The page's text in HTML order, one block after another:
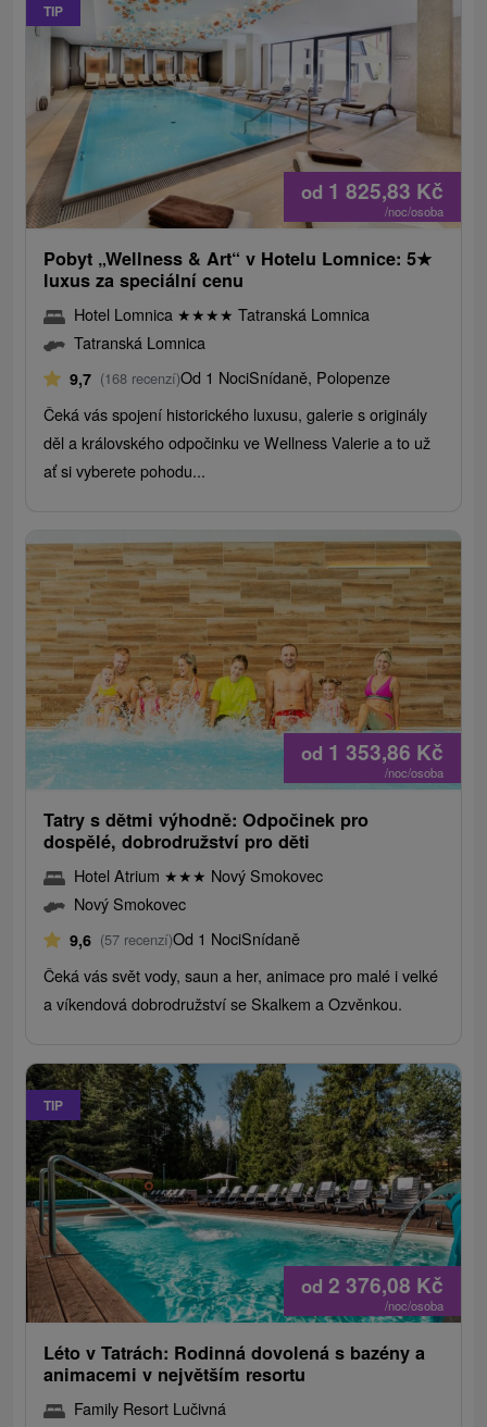
TIP
od 1 825,83 Kč
/noc/osoba
Pobyt „Wellness & Art“ v Hotelu Lomnice: 5★
luxus za speciální cenu
Hotel Lomnica ★★★★ Tatranská Lomnica
Tatranská Lomnica
9,7 (168 recenzí)Od 1 NociSnídaně, Polopenze
Čeká vás spojení historického luxusu, galerie s originály
děl a královského odpočinku ve Wellness Valerie a to už
ať si vyberete pohodu...
od 1 353,86 Kč
/noc/osoba
Tatry s dětmi výhodně: Odpočinek pro
dospělé, dobrodružství pro děti
Hotel Atrium ★★★ Nový Smokovec
Nový Smokovec
9,6 (57 recenzí)Od 1 NociSnídaně
Čeká vás svět vody, saun a her, animace pro malé i velké
a víkendová dobrodružství se Skalkem a Ozvěnkou.
TIP
od 2 376,08 Kč
/noc/osoba
Léto v Tatrách: Rodinná dovolená s bazény a
animacemi v největším resortu
Family Resort Lučivná